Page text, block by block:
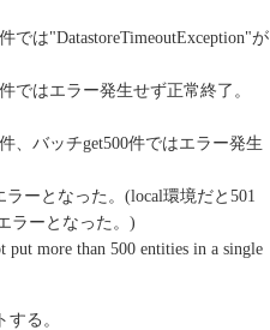
では"DatastoreTimeoutException"が
ではエラー発生せず正常終了。
、バッチget500件ではエラー発生
ーとなった。(local環境だと501
ラーとなった。)
more than 500 entities in a single
る。